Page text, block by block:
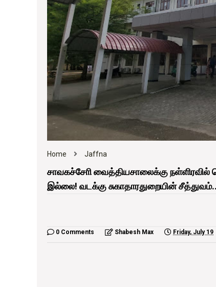
Home Jaffna
சாவகச்சோி வைத்தியசாலைக்கு
இல்லை! வடக்கு சுகாதாரதுறையின் சீத்துவம்..
0 Comments Shabesh Max Friday, July 19